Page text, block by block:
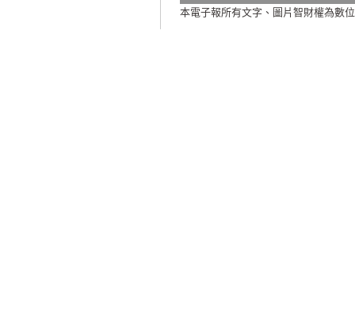
本電子報所有文字、圖片智財權為數